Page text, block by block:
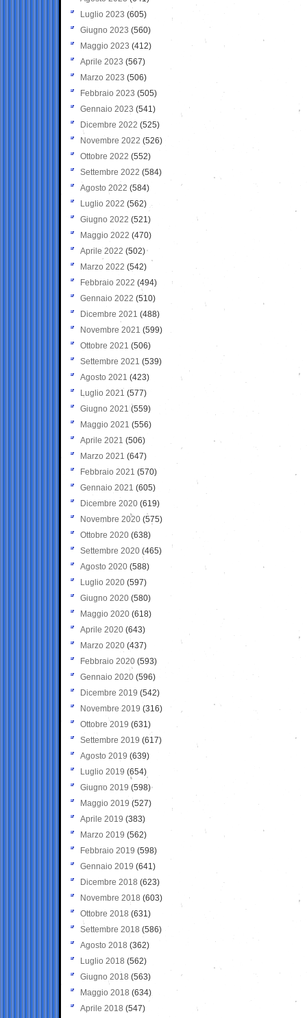
Luglio 2023 (605)
Giugno 2023 (560)
Maggio 2023 (412)
Aprile 2023 (567)
Marzo 2023 (506)
Febbraio 2023 (505)
Gennaio 2023 (541)
Dicembre 2022 (525)
Novembre 2022 (526)
Ottobre 2022 (552)
Settembre 2022 (584)
Agosto 2022 (584)
Luglio 2022 (562)
Giugno 2022 (521)
Maggio 2022 (470)
Aprile 2022 (502)
Marzo 2022 (542)
Febbraio 2022 (494)
Gennaio 2022 (510)
Dicembre 2021 (488)
Novembre 2021 (599)
Ottobre 2021 (506)
Settembre 2021 (539)
Agosto 2021 (423)
Luglio 2021 (577)
Giugno 2021(559)
Maggio 2021 (556)
Aprile 2021 (506)
Marzo 2021 (647)
Febbraio 2021 (570)
Gennaio 2021 (605)
Dicembre 2020 (619)
Novembre 2020 (575)
Ottobre 2020 (638)
Settembre 2020(465)
Agosto 2020 (588)
Luglio 2020 (597)
Giugno 2020 (580)
Maggio 2020 (618)
Aprile 2020 (643)
Marzo 2020 (437)
Febbraio 2020 (593)
Gennaio 2020 (596)
Dicembre 2019 (542)
Novembre 2019 (316)
Ottobre 2019 (631)
Settembre 2019 (617)
Agosto 2019 (639)
Luglio 2019 (654)
Giugno 2019 (598)
Maggio 2019 (527)
Aprile 2019 (383)
Marzo 2019 (562)
Febbraio 2019 (598)
Gennaio 2019 (641)
Dicembre 2018 (623)
Novembre 2018 (603)
Ottobre 2018 (631)
Settembre 2018 (586)
Agosto 2018 (362)
Luglio 2018 (562)
Giugno 2018 (563)
Maggio 2018 (634)
Aprile 2018 (547)